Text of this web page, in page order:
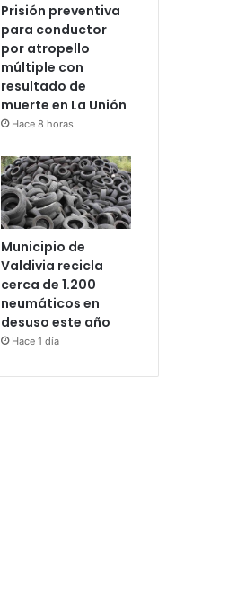
Prisión preventiva
para conductor
por atropello
múltiple con
resultado de
muerte en La Unión
Hace 8 horas
Municipio de
Valdivia recicla
cerca de 1.200
neumáticos en
desuso este año
Hace 1 día